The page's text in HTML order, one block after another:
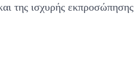
της ισχυρής εκπροσώπησης